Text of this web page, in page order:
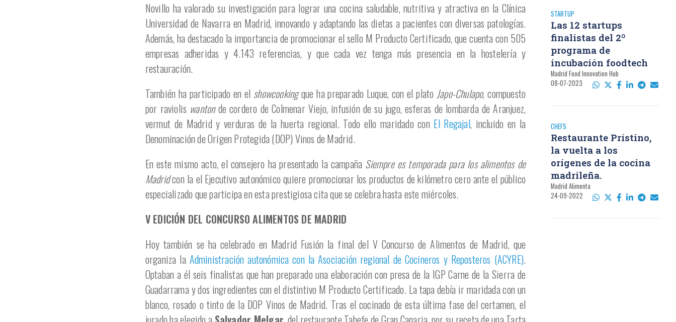
Novillo ha valorado su investigación para lograr una cocina saludable, nutritiva y atractiva en la Clínica
Universidad de Navarra en Madrid, innovando y adaptando las dietas a pacientes con diversas patologías.
Además, ha destacado la importancia de promocionar el sello M Producto Certificado, que cuenta con 505
empresas adheridas y 4.143 referencias, y que cada vez tenga más presencia en la hostelería y
restauración.
También ha participado en el showcookingque ha preparado Luque, con el platoJapo-Chulapo, compuesto
por raviolis wantonde cordero de Colmenar Viejo, infusión de su jugo, esferas de lombarda de Aranjuez,
vermut de Madrid y verduras de la huerta regional. Todo ello maridado con El Regajal, incluido en la
Denominación de Origen Protegida (DOP) Vinos de Madrid.
En este mismo acto, el consejero ha presentado la campaña Siempre es temporada para los alimentos de
Madridcon la el Ejecutivo autonómico quiere promocionar los productos de kilómetro cero ante el público
especializado que participa en esta prestigiosa cita que se celebra hasta este miércoles.
V EDICIÓN DEL CONCURSO ALIMENTOS DE MADRID
Hoy también se ha celebrado en Madrid Fusión la final del V Concurso de Alimentos de Madrid, que
organiza la Administración autonómica con la Asociación regional de Cocineros y Reposteros (ACYRE).
Optaban a él seis finalistas que han preparado una elaboración con presa de la IGP Carne de la Sierra de
Guadarrama y dos ingredientes con el distintivo M Producto Certificado. La tapa debía ir maridada con un
blanco, rosado o tinto de la DOP Vinos de Madrid. Tras el cocinado de esta última fase del certamen, el
STARTUP
Las 12 startups
finalistas del 2º
programa de
incubación foodtech
Madrid Food Innovation Hub
08-07-2023
CHEFS
Restaurante Prístino,
la vuelta a los
orígenes de la cocina
madrileña.
Madrid Alimenta
24-09-2022